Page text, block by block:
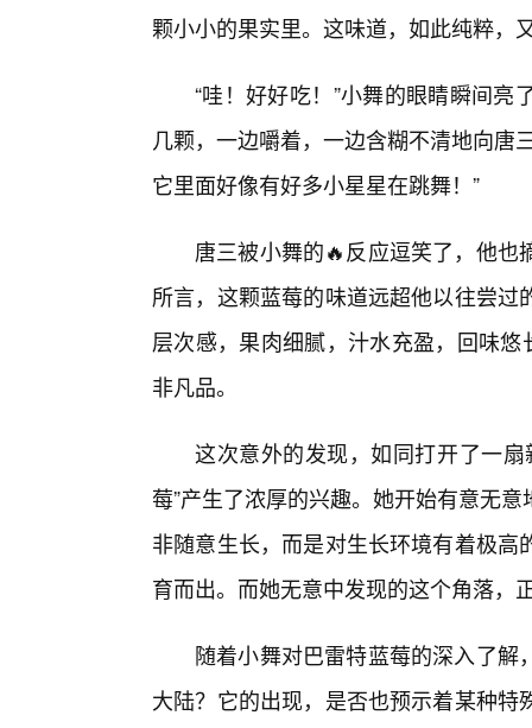
颗小小的果实里。这味道，如此纯粹，
“哇！好好吃！”小舞的眼睛瞬间
几颗，一边嚼着，一边含糊不清地向
它里面好像有好多小星星在跳舞！”
唐三被小舞的🔥反应逗笑了，他
所言，这颗蓝莓的味道远超他以往尝
层次感，果肉细腻，汁水充盈，回味
非凡品。
这次意外的发现，如同打开了一
莓”产生了浓厚的兴趣。她开始有意无
非随意生长，而是对生长环境有着极
育而出。而她无意中发现的这个角落，
随着小舞对巴雷特蓝莓的深入了
大陆？它的出现，是否也预示着某种